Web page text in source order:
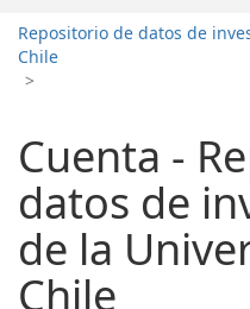
Repositorio de datos de
Chile
>
Cuenta -
datos de
de la
Chile